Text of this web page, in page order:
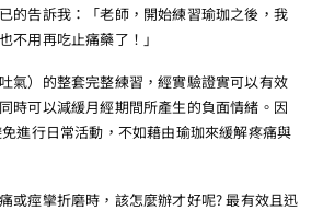
的告訴我：「老師，開始練習瑜珈之後，我
不用再吃止痛藥了！」
氣）的整套完整練習，經實驗證實可以有效
時可以減緩月經期間所產生的負面情緒。因
進行日常活動，不如藉由瑜珈來緩解疼痛與
或痙攣折磨時，該怎麼辦才好呢? 最有效且迅